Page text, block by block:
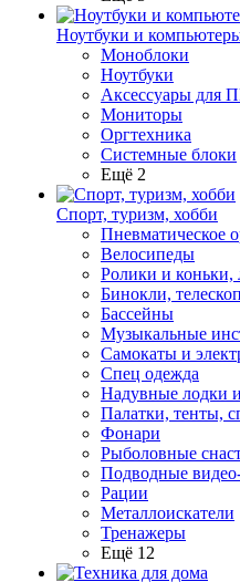
Ноутбуки и
Моноблоки
Ноутбуки
Аксессуары для
Мониторы
Оргтехника
Системные блоки
Ещё 2
Спорт, туризм, хобби
Пневматическое
Велосипеды
Ролики и коньки,
Бинокли,
Бассейны
Музыкальные
Самокаты и
Спец одежда
Надувные лодки
Палатки, тенты,
Фонари
Рыболовные
Подводные
Рации
Металлоискатели
Тренажеры
Ещё 12